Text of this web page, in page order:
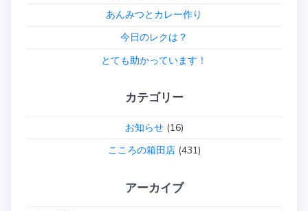
あんみつとカレー作り
今日のレクは？
とても助かっています！
カテゴリー
お知らせ(16)
こころの箱田店(431)
アーカイブ